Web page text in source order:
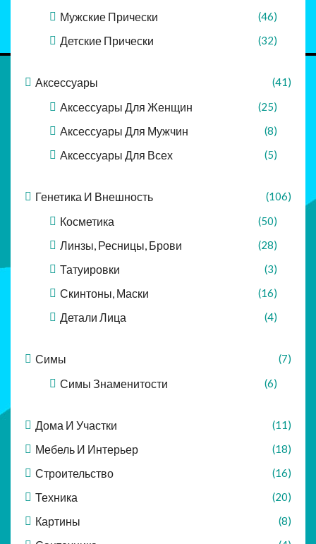
Мужские Прически (46)
Детские Прически (32)
Аксессуары (41)
Аксессуары Для Женщин (25)
Аксессуары Для Мужчин (8)
Аксессуары Для Всех (5)
Генетика И Внешность (106)
Косметика (50)
Линзы, Ресницы, Брови (28)
Татуировки (3)
Скинтоны, Маски (16)
Детали Лица (4)
Симы (7)
Симы Знаменитости (6)
Дома И Участки (11)
Мебель И Интерьер (18)
Строительство (16)
Техника (20)
Картины (8)